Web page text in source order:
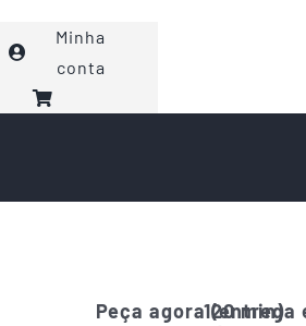
para
conteúdo
Minha
conta
EventosPeça agora(entrega em aprox. 120 min)